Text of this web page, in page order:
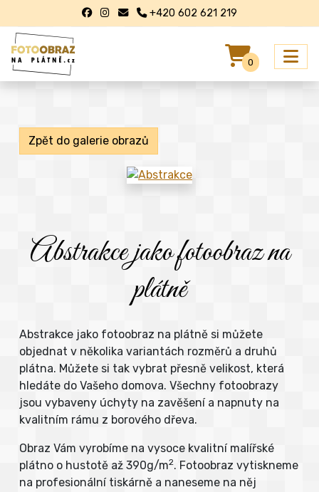
+420 602 621 219
0
Zpět do galerie obrazů
Abstrakce jako fotoobraz na
plátně
Abstrakce jako fotoobraz na plátně si můžete
objednat v několika variantách rozměrů a druhů
plátna. Můžete si tak vybrat přesně velikost, která
hledáte do Vašeho domova. Všechny fotoobrazy
jsou vybaveny úchyty na zavěšení a napnuty na
kvalitním rámu z borového dřeva.
Obraz Vám vyrobíme na vysoce kvalitní malířské
plátno o hustotě až 390g/m2. Fotoobraz vytiskneme
na profesionální tiskárně a naneseme na něj